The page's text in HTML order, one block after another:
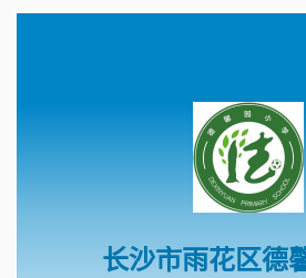
长沙市雨花区德